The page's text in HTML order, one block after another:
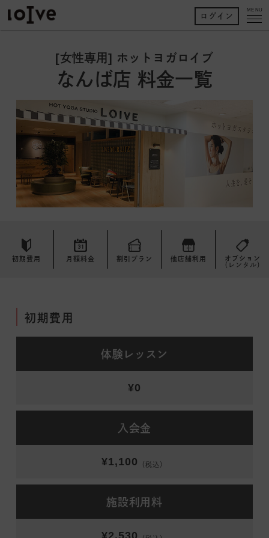
MENU
ログイン
[女性専用] ホットヨガロイブ
なんば店 料金一覧
初期費用 月額料金 割引プラン 他店舗利用
オプション
（レンタル）
初期費用
体験レッスン
¥0
入会金
¥1,100 （税込）
施設利用料